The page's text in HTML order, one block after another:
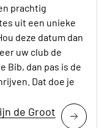
prachtig
uit een unieke
deze datum dan
uw club de
dan pas is de
Dat doe je
de Groot